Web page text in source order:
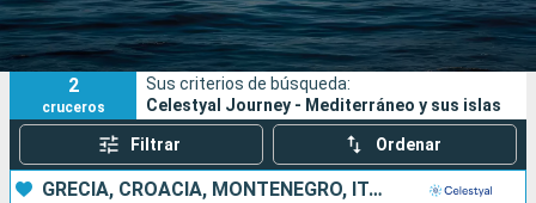
Puertos Compañías
Buscar
2
cruceros
Sus criterios de búsqueda:
Celestyal Journey - Mediterráneo y sus islas
Filtrar Ordenar
GRECIA, CROACIA, MONTENEGRO, ITALIA